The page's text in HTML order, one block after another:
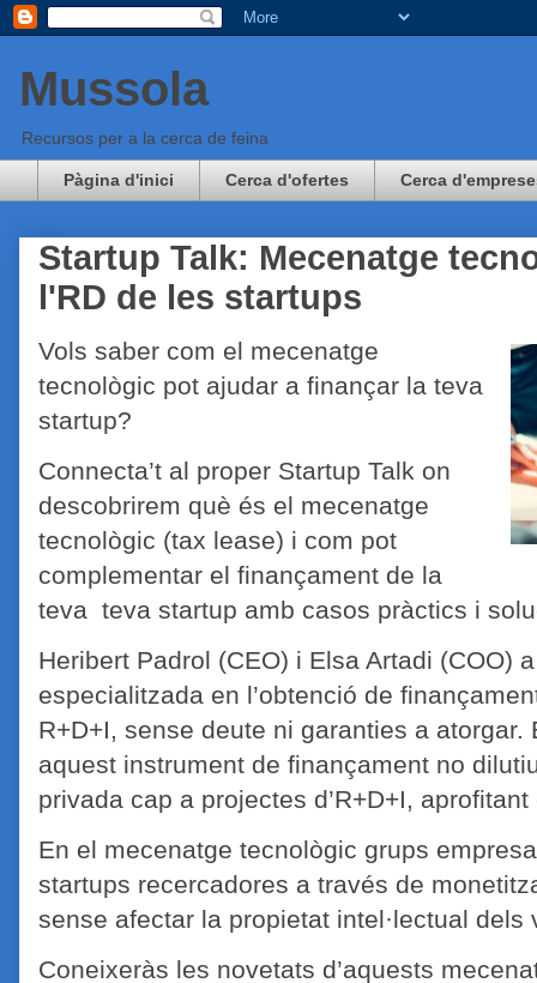
Mussola
Recursos per a la cerca de feina
Pàgina d'inici Cerca d'ofertes Cerca
Startup Talk: Mecenatge
l'RD de les startups
Vols saber com el mecenatge
tecnològic pot ajudar a finançar la teva
startup?
Connecta’t al proper Startup Talk on
descobrirem què és el mecenatge
tecnològic (tax lease) i com pot
complementar el finançament de la
teva teva startup amb casos pràctics i
Heribert Padrol (CEO) i Elsa Artadi (COO)
especialitzada en l’obtenció de
R+D+I, sense deute ni garanties a
aquest instrument de finançament no
privada cap a projectes d’R+D+I,
En el mecenatge tecnològic grups
startups recercadores a través de
sense afectar la propietat intel·lectual dels
Coneixeràs les novetats d’aquests